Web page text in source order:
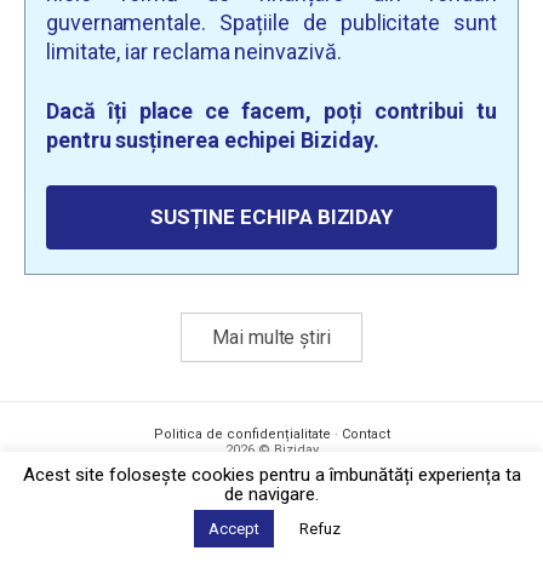
guvernamentale. Spațiile de publicitate sunt
limitate, iar reclama neinvazivă.
Dacă îți place ce facem, poți contribui tu
pentru susținerea echipei Biziday.
SUSȚINE ECHIPA BIZIDAY
Mai multe știri
Politica de confidențialitate · Contact
2026 © Biziday
Acest site foloseşte cookies pentru a îmbunătăți experiența ta
de navigare.
Accept Refuz